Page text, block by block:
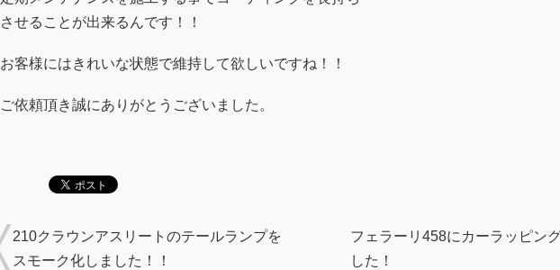
させることが出来るんです！！
お客様にはきれいな状態で維持して欲しいですね！！
ご依頼頂き誠にありがとうございました。
210クラウンアスリートのテールランプを
スモーク化しました！！
フェラーリ458にカーラッピン
した！